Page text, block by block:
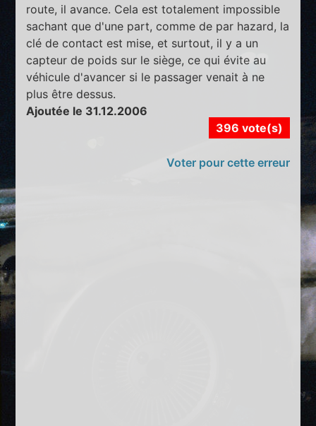
route, il avance. Cela est totalement impossible
sachant que d'une part, comme de par hazard, la
clé de contact est mise, et surtout, il y a un
capteur de poids sur le siège, ce qui évite au
véhicule d'avancer si le passager venait à ne
plus être dessus.
Ajoutée le 31.12.2006
396 vote(s)
Voter pour cette erreur